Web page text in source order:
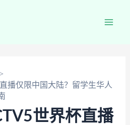
播仅限中国大陆？留学生华人
世界杯直播